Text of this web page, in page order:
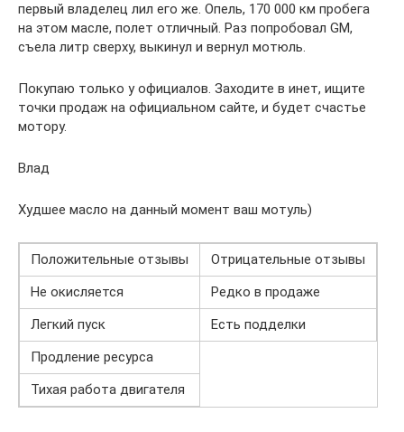
первый владелец лил его же. Опель, 170 000 км пробега
на этом масле, полет отличный. Раз попробовал GM,
съела литр сверху, выкинул и вернул мотюль.
Покупаю только у официалов. Заходите в инет, ищите
точки продаж на официальном сайте, и будет счастье
мотору.
Влад
Худшее масло на данный момент ваш мотуль)
Положительные отзывы
Отрицательные отзывы
Не окисляется
Редко в продаже
Легкий пуск
Есть подделки
Продление ресурса
Тихая работа двигателя